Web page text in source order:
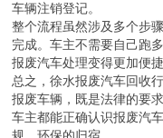
车辆注销登记。
整个流程虽然涉及多个步
完成。车主不需要自己跑
报废汽车处理变得更加便捷
总之，徐水报废汽车回收
报废车辆，既是法律的要
车主都能正确认识报废汽